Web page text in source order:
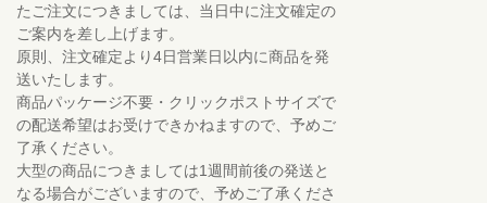
たご注文につきましては、当日中に注文確定の
ご案内を差し上げます。
原則、注文確定より4日営業日以内に商品を発
送いたします。
商品パッケージ不要・クリックポストサイズで
の配送希望はお受けできかねますので、予めご
了承ください。
大型の商品につきましては1週間前後の発送と
なる場合がございますので、予めご了承くださ